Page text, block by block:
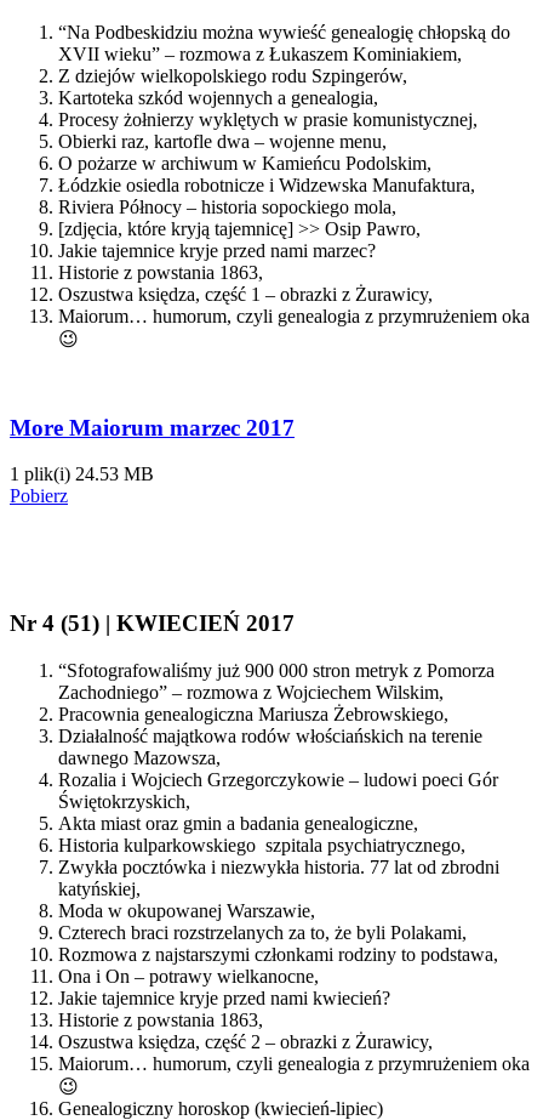
“Na Podbeskidziu można wywieść genealogię chłopską do
XVII wieku” – rozmowa z Łukaszem Kominiakiem,
Z dziejów wielkopolskiego rodu Szpingerów,
Kartoteka szkód wojennych a genealogia,
Procesy żołnierzy wyklętych w prasie komunistycznej,
Obierki raz, kartofle dwa – wojenne menu,
O pożarze w archiwum w Kamieńcu Podolskim,
Łódzkie osiedla robotnicze i Widzewska Manufaktura,
Riviera Północy – historia sopockiego mola,
[zdjęcia, które kryją tajemnicę] >> Osip Pawro,
Jakie tajemnice kryje przed nami marzec?
Historie z powstania 1863,
Oszustwa księdza, część 1 – obrazki z Żurawicy,
Maiorum… humorum, czyli genealogia z przymrużeniem oka
😉
More Maiorum marzec 2017
1 plik(i) 24.53 MB
Pobierz
Nr 4 (51) | KWIECIEŃ 2017
“Sfotografowaliśmy już 900 000 stron metryk z Pomorza
Zachodniego” – rozmowa z Wojciechem Wilskim,
Pracownia genealogiczna Mariusza Żebrowskiego,
Działalność majątkowa rodów włościańskich na terenie
dawnego Mazowsza,
Rozalia i Wojciech Grzegorczykowie – ludowi poeci Gór
Świętokrzyskich,
Akta miast oraz gmin a badania genealogiczne,
Historia kulparkowskiego szpitala psychiatrycznego,
Zwykła pocztówka i niezwykła historia. 77 lat od zbrodni
katyńskiej,
Moda w okupowanej Warszawie,
Czterech braci rozstrzelanych za to, że byli Polakami,
Rozmowa z najstarszymi członkami rodziny to podstawa,
Ona i On – potrawy wielkanocne,
Jakie tajemnice kryje przed nami kwiecień?
Historie z powstania 1863,
Oszustwa księdza, część 2 – obrazki z Żurawicy,
Maiorum… humorum, czyli genealogia z przymrużeniem oka
😉
Genealogiczny horoskop (kwiecień-lipiec)